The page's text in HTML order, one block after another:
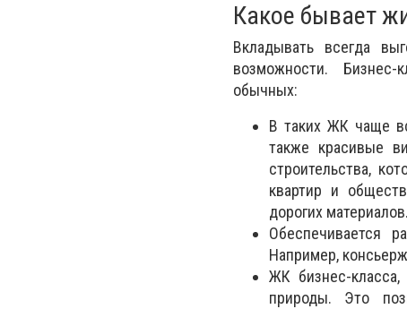
Какое бывает
Вкладывать всегда
возможности.
обычных:
В таких ЖК чаще
также красивые
строительства,
квартир и
дорогих материалов.
Обеспечивается
Например,
ЖК бизнес-
природы. Это